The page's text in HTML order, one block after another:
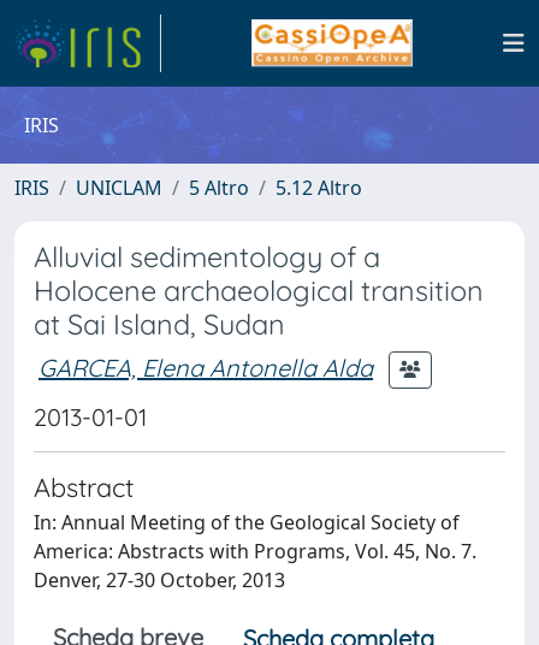
IRIS
IRIS UNICLAM 5 Altro 5.12 Altro
Alluvial sedimentology of a
Holocene archaeological transition
at Sai Island, Sudan
GARCEA, Elena Antonella Alda
2013-01-01
Abstract
In: Annual Meeting of the Geological Society of
America: Abstracts with Programs, Vol. 45, No. 7.
Denver, 27-30 October, 2013
Scheda breve
Scheda completa